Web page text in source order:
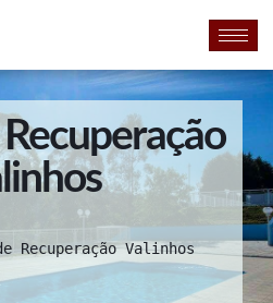
Recuperação Valinhos